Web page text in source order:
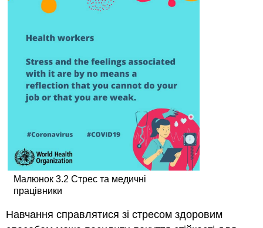
Малюнок 3.2 Стрес та медичні
працівники
Навчання справлятися зі стресом здоровим